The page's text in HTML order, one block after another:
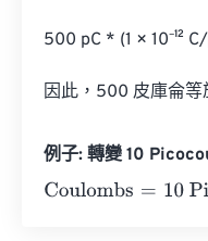
500 pC * (1 × 10⁻¹²
因此，500 皮庫侖等
例子: 轉變 10
Coulombs= 10